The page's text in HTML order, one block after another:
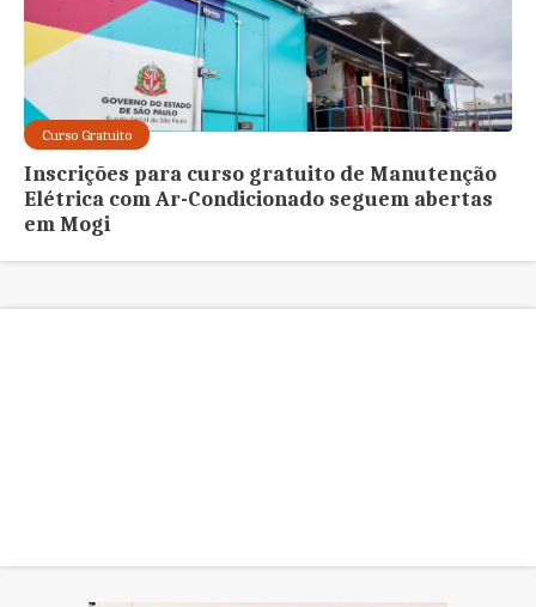
Curso Gratuito
Inscrições para curso gratuito de Manutenção
Elétrica com Ar-Condicionado seguem abertas
em Mogi